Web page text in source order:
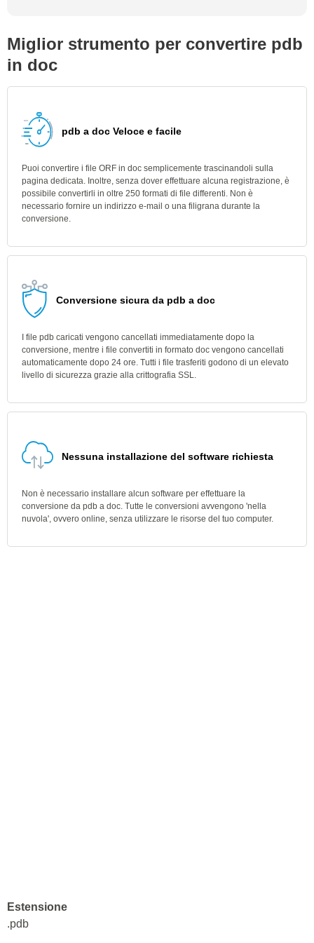
Miglior strumento per convertire pdb
in doc
pdb a doc Veloce e facile
Puoi convertire i file ORF in doc semplicemente trascinandoli sulla
pagina dedicata. Inoltre, senza dover effettuare alcuna registrazione, è
possibile convertirli in oltre 250 formati di file differenti. Non è
necessario fornire un indirizzo e-mail o una filigrana durante la
conversione.
Conversione sicura da pdb a doc
I file pdb caricati vengono cancellati immediatamente dopo la
conversione, mentre i file convertiti in formato doc vengono cancellati
automaticamente dopo 24 ore. Tutti i file trasferiti godono di un elevato
livello di sicurezza grazie alla crittografia SSL.
Nessuna installazione del software richiesta
Non è necessario installare alcun software per effettuare la
conversione da pdb a doc. Tutte le conversioni avvengono 'nella
nuvola', ovvero online, senza utilizzare le risorse del tuo computer.
Estensione
.pdb